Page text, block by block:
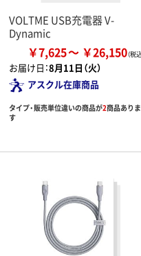
VOLTME USB充電器 V-
Dynamic
￥7,625 ￥26,150
お届け日：8月11日（火）
アスクル在庫商品
タイプ・販売単位違いの商品が2商品ありま
す